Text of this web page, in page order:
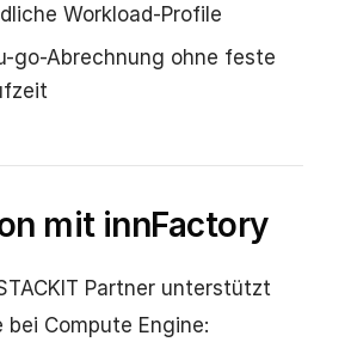
Workload-Profile
go-Abrechnung ohne feste
mit innFactory
Partner unterstützt
bei Compute Engine: